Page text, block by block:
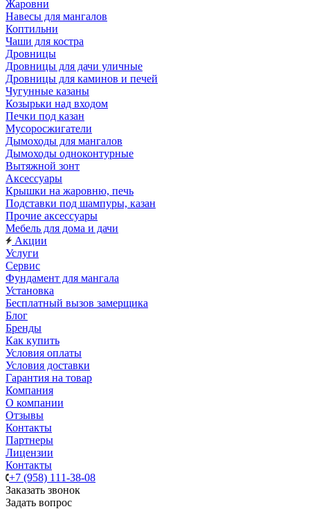
Жаровни
Навесы для мангалов
Коптильни
Чаши для костра
Дровницы
Дровницы для дачи уличные
Дровницы для каминов и печей
Чугунные казаны
Козырьки над входом
Печки под казан
Мусоросжигатели
Дымоходы для мангалов
Дымоходы одноконтурные
Вытяжной зонт
Аксессуары
Крышки на жаровню, печь
Подставки под шампуры, казан
Прочие аксессуары
Мебель для дома и дачи
Акции
Услуги
Сервис
Фундамент для мангала
Установка
Бесплатный вызов замерщика
Блог
Бренды
Как купить
Условия оплаты
Условия доставки
Гарантия на товар
Компания
О компании
Отзывы
Контакты
Партнеры
Лицензии
Контакты
+7 (958) 111-38-08
Заказать звонок
Задать вопрос